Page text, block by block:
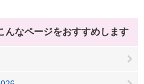
んなページをおすすめします